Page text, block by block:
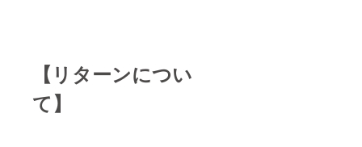
【リターンについ
て】